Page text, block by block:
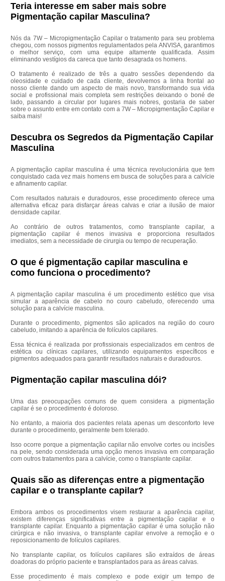
Teria interesse em saber mais sobre
Pigmentação capilar Masculina?
Nós da 7W – Micropigmentação Capilar o tratamento para seu problema
chegou, com nossos pigmentos regulamentados pela ANVISA, garantimos
o melhor serviço, com uma equipe altamente qualificada. Assim
eliminando vestígios da careca que tanto desagrada os homens.
O tratamento é realizado de três a quatro sessões dependendo da
oleosidade e cuidado de cada cliente, devolvemos a linha frontal ao
nosso cliente dando um aspecto de mais novo, transformando sua vida
social e profissional mais completa sem restrições deixando o boné de
lado, passando a circular por lugares mais nobres, gostaria de saber
sobre o assunto entre em contato com a 7W – Micropigmentação Capilar e
saiba mais!
Descubra os Segredos da Pigmentação Capilar
Masculina
A pigmentação capilar masculina é uma técnica revolucionária que tem
conquistado cada vez mais homens em busca de soluções para a calvície
e afinamento capilar.
Com resultados naturais e duradouros, esse procedimento oferece uma
alternativa eficaz para disfarçar áreas calvas e criar a ilusão de maior
densidade capilar.
Ao contrário de outros tratamentos, como transplante capilar, a
pigmentação capilar é menos invasiva e proporciona resultados
imediatos, sem a necessidade de cirurgia ou tempo de recuperação.
O que é pigmentação capilar masculina e
como funciona o procedimento?
A pigmentação capilar masculina é um procedimento estético que visa
simular a aparência de cabelo no couro cabeludo, oferecendo uma
solução para a calvície masculina.
Durante o procedimento, pigmentos são aplicados na região do couro
cabeludo, imitando a aparência de folículos capilares.
Essa técnica é realizada por profissionais especializados em centros de
estética ou clínicas capilares, utilizando equipamentos específicos e
pigmentos adequados para garantir resultados naturais e duradouros.
Pigmentação capilar masculina dói?
Uma das preocupações comuns de quem considera a pigmentação
capilar é se o procedimento é doloroso.
No entanto, a maioria dos pacientes relata apenas um desconforto leve
durante o procedimento, geralmente bem tolerado.
Isso ocorre porque a pigmentação capilar não envolve cortes ou incisões
na pele, sendo considerada uma opção menos invasiva em comparação
com outros tratamentos para a calvície, como o transplante capilar.
Quais são as diferenças entre a pigmentação
capilar e o transplante capilar?
Embora ambos os procedimentos visem restaurar a aparência capilar,
existem diferenças significativas entre a pigmentação capilar e o
transplante capilar. Enquanto a pigmentação capilar é uma solução não
cirúrgica e não invasiva, o transplante capilar envolve a remoção e o
reposicionamento de folículos capilares.
No transplante capilar, os folículos capilares são extraídos de áreas
doadoras do próprio paciente e transplantados para as áreas calvas.
Esse procedimento é mais complexo e pode exigir um tempo de